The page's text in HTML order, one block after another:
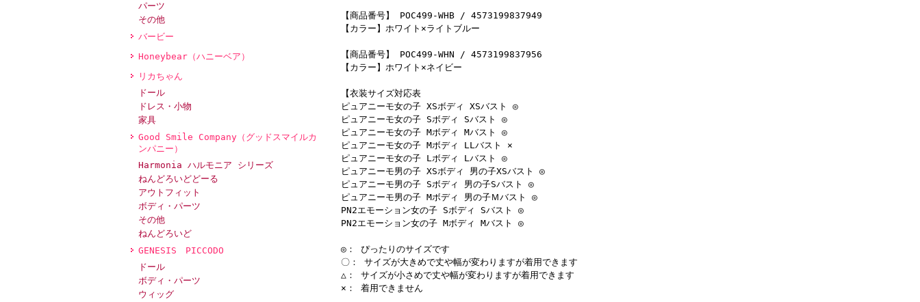
パーツ
その他
バービー
Honeybear（ハニーベア）
リカちゃん
ドール
ドレス・小物
家具
Good Smile Company（グッドスマイルカ
ンパニー）
Harmonia ハルモニア シリーズ
ねんどろいどどーる
アウトフィット
ボディ・パーツ
その他
ねんどろいど
GENESIS PICCODO
ドール
ボディ・パーツ
ウィッグ
【商品番号】 POC499-WHB / 4573199837949
【カラー】ホワイト×ライトブルー
【商品番号】 POC499-WHN / 4573199837956
【カラー】ホワイト×ネイビー
【衣装サイズ対応表
ピュアニーモ女の子 XSボディ XSバスト ◎
ピュアニーモ女の子 Sボディ Sバスト ◎
ピュアニーモ女の子 Mボディ Mバスト ◎
ピュアニーモ女の子 Mボディ LLバスト ×
ピュアニーモ女の子 Lボディ Lバスト ◎
ピュアニーモ男の子 XSボディ 男の子XSバスト ◎
ピュアニーモ男の子 Sボディ 男の子Sバスト ◎
ピュアニーモ男の子 Mボディ 男の子Ｍバスト ◎
PN2エモーション女の子 Sボディ Sバスト ◎
PN2エモーション女の子 Mボディ Mバスト ◎
◎： ぴったりのサイズです
〇： サイズが大きめで丈や幅が変わりますが着用できます
△： サイズが小さめで丈や幅が変わりますが着用できます
×： 着用できません